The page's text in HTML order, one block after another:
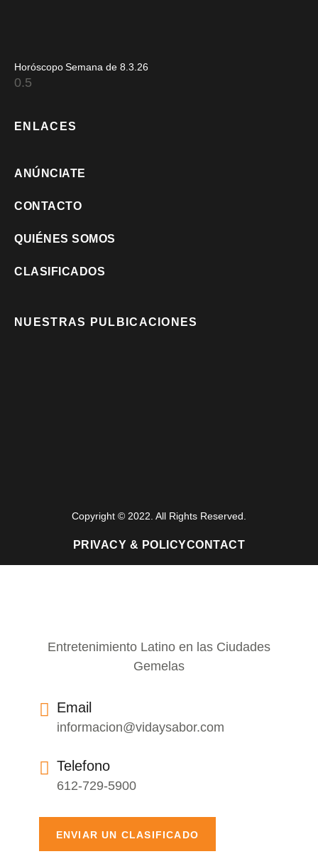
Horóscopo Semana de 8.3.26
ENLACES
ANÚNCIATE
CONTACTO
QUIÉNES SOMOS
CLASIFICADOS
NUESTRAS PULBICACIONES
Copyright © 2022. All Rights Reserved.
PRIVACY & POLICYCONTACT
Entretenimiento Latino en las Ciudades
Gemelas
Email
informacion@vidaysabor.com
Telefono
612-729-5900
ENVIAR UN CLASIFICADO